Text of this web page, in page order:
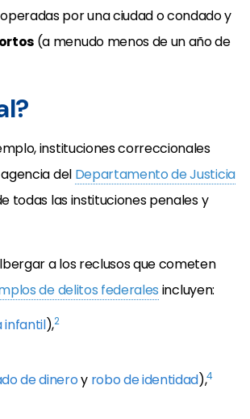
por una ciudad o condado y
(a menudo menos de un año de
instituciones correccionales
del Departamento de Justicia
todas las instituciones penales y
a los reclusos que cometen
de delitos federales incluyen:
infantil),2
de dineroy robo de identidad),4